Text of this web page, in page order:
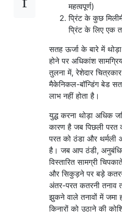
महत्वपूर्ण)
प्रिंट के कुछ
प्रिंट के लिए एक
सतह ऊर्जा के बारे में
होने पर अधिकांश
तुलना में, रेशेदार
मैकेनिकल-बॉन्डिंग बेड
लाभ नहीं होता है।
युद्ध करना थोड़ा अधिक
कारण है जब पिछली
परत को ठंडा और थर्मली
है। जब आप ठंडी,
विस्तारित सामग्री
और सिकुड़ने पर बड़े
अंतर-परत कतरनी तनाव
झुकने वाले तनावों में जमा
किनारों को उठाने की